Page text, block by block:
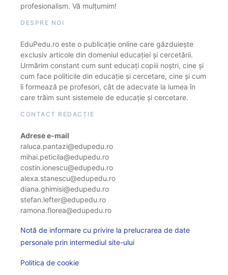
profesionalism. Vă mulțumim!
DESPRE NOI
EduPedu.ro este o publicație online care găzduiește
exclusiv articole din domeniul educației și cercetării.
Urmărim constant cum sunt educați copiii noștri, cine și
cum face politicile din educație și cercetare, cine și cum
îi formează pe profesori, cât de adecvate la lumea în
care trăim sunt sistemele de educație și cercetare.
CONTACT REDACȚIE
Adrese e-mail
raluca.pantazi@edupedu.ro
mihai.peticila@edupedu.ro
costin.ionescu@edupedu.ro
alexa.stanescu@edupedu.ro
diana.ghimisi@edupedu.ro
stefan.lefter@edupedu.ro
ramona.florea@edupedu.ro
Notă de informare cu privire la prelucrarea de date
personale prin intermediul site-ului
Politica de cookie